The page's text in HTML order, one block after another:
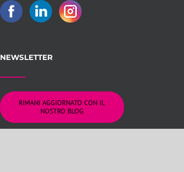
NEWSLETTER
RIMANI AGGIORNATO CON IL
NOSTRO BLOG